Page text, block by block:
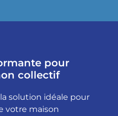
pour
collectif
solution idéale pour
votre maison